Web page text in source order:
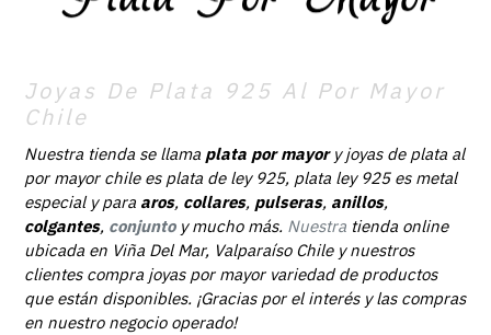
Joyas De Plata 925 Al Por Mayor
Chile
Nuestra tienda se llama plata por mayory joyas de plata al
por mayor chile es plata de ley 925, plata ley 925 es metal
especial y para aros, collares, pulseras, anillos,
colgantes, conjunto y mucho más. Nuestra tienda online
ubicada en Viña Del Mar, Valparaíso Chile y nuestros
clientes compra joyas por mayor variedad de productos
que están disponibles. ¡Gracias por el interés y las compras
en nuestro negocio operado!